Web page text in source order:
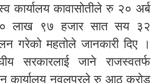
कार्यालय कावासोतीले रु २० अर्ब
लाख ९७ हजार सात सय ३२
गरेको महतोले जानकारी दिए ।
सरकारलाई जाने राजस्वतर्फ
कार्यालय नवलपुरले रु आठ करोड